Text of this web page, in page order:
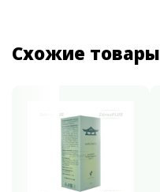
Схожие товары